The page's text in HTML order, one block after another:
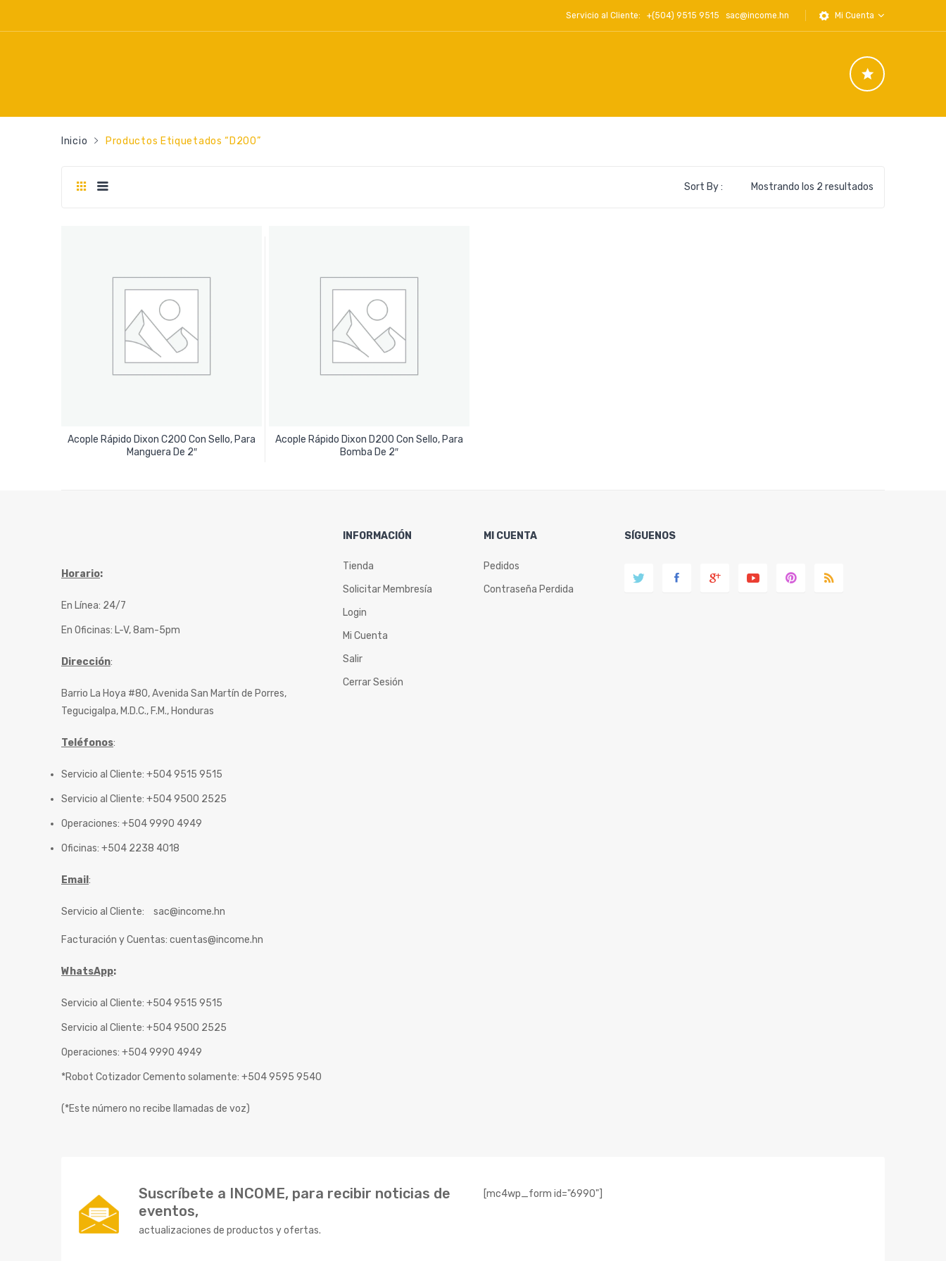
Servicio al Cliente: +(504) 9515 9515 sac@income.hn Mi Cuenta
Inicio Productos Etiquetados “d200”
Mostrando los 2 resultados
Sort By :
Acople Rápido Dixon C200 Con Sello, Para
Manguera De 2″
Leer Más
Acople Rápido Dixon D200 Con Sello, Para
Bomba De 2″
Leer Más
Horario:
En Línea: 24/7
En Oficinas: L-V, 8am-5pm
Dirección:
Barrio La Hoya #80, Avenida San Martín de Porres,
Tegucigalpa, M.D.C., F.M., Honduras
Teléfonos:
Servicio al Cliente: +504 9515 9515
Servicio al Cliente: +504 9500 2525
Operaciones: +504 9990 4949
Oficinas: +504 2238 4018
Email :
Servicio al Cliente: sac@income.hn
Facturación y Cuentas: cuentas@income.hn
WhatsApp:
Servicio al Cliente: +504 9515 9515
Servicio al Cliente: +504 9500 2525
Operaciones: +504 9990 4949
*Robot Cotizador Cemento solamente: +504 9595 9540
(*Este número no recibe llamadas de voz)
INFORMACIÓN
Tienda
Solicitar Membresía
Login
Mi Cuenta
Salir
Cerrar Sesión
MI CUENTA
Pedidos
Contraseña Perdida
SÍGUENOS
Suscríbete a INCOME, para recibir noticias de
eventos,
actualizaciones de productos y ofertas.
[mc4wp_form id="6990"]